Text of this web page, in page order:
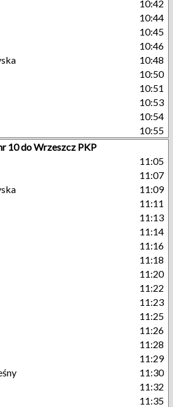
10:42
10:44
10:45
10:46
10:48
10:50
10:51
10:53
10:54
10:55
10 do Wrzeszcz PKP
11:05
11:07
11:09
11:11
11:13
11:14
11:16
11:18
11:20
11:22
11:23
11:25
11:26
11:28
11:29
11:30
11:32
11:35